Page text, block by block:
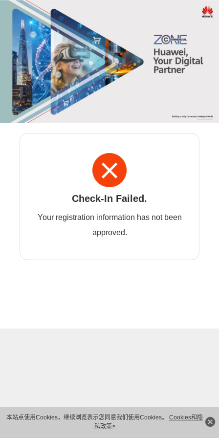
本站点使用Cookies，继续浏览表示您同意我们使用Cookies。 Cookies和隐
私政策>
Check-In Failed.
Your registration information has not been
approved.